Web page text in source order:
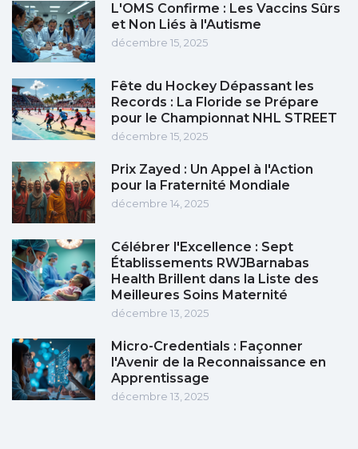
L'OMS Confirme : Les Vaccins Sûrs
et Non Liés à l'Autisme
décembre 15, 2025
Fête du Hockey Dépassant les
Records : La Floride se Prépare
pour le Championnat NHL STREET
décembre 15, 2025
Prix Zayed : Un Appel à l'Action
pour la Fraternité Mondiale
décembre 14, 2025
Célébrer l'Excellence : Sept
Établissements RWJBarnabas
Health Brillent dans la Liste des
Meilleures Soins Maternité
décembre 13, 2025
Micro-Credentials : Façonner
l'Avenir de la Reconnaissance en
Apprentissage
décembre 13, 2025